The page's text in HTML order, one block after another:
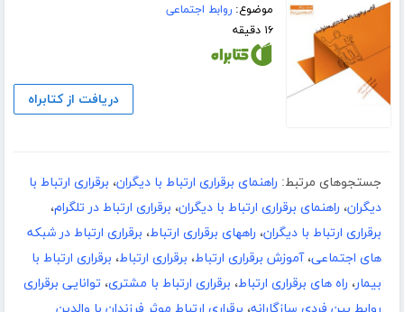
موضوع:روابط اجتماعی
۱۶ دقیقه
دریافت از کتابراه
جستجوهای مرتبط: راهنمای برقراری ارتباط با دیگران، برقراری ارتباط با
دیگران، راهنمای برقراری ارتباط با دیگران، برقراری ارتباط در تلگرام،
برقراری ارتباط با دیگران، راههای برقراری ارتباط، برقراری ارتباط در شبکه
های اجتماعی،آموزش برقراری ارتباط، برقراری ارتباط، برقراری ارتباط با
بیمار، راه های برقراری ارتباط، برقراری ارتباط با مشتری، توانایی برقراری